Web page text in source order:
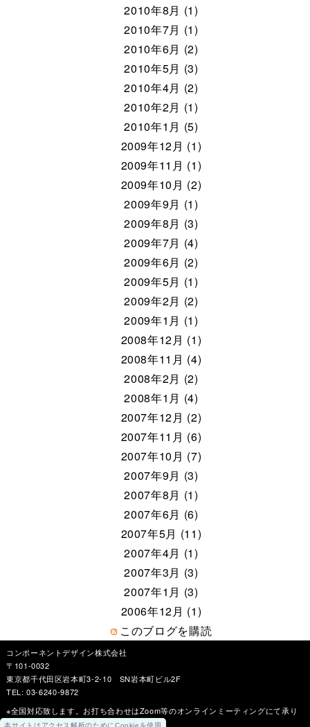
本サイトはアクセス解析のためにCookieを使用
2010年8月 (1)
2010年7月 (1)
2010年6月 (2)
2010年5月 (3)
2010年4月 (2)
2010年2月 (1)
2010年1月 (5)
2009年12月 (1)
2009年11月 (1)
2009年10月 (2)
2009年9月 (1)
2009年8月 (3)
2009年7月 (4)
2009年6月 (2)
2009年5月 (1)
2009年2月 (2)
2009年1月 (1)
2008年12月 (1)
2008年11月 (4)
2008年2月 (2)
2008年1月 (4)
2007年12月 (2)
2007年11月 (6)
2007年10月 (7)
2007年9月 (3)
2007年8月 (1)
2007年6月 (6)
2007年5月 (11)
2007年4月 (1)
2007年3月 (3)
2007年1月 (3)
2006年12月 (1)
このブログを購読
コンポーネントデザイン株式会社
〒101-0032
東京都千代田区岩本町3-2-10 SN岩本町ビル2F
TEL: 03-6240-9872
※全国対応致します。お打ち合わせはZoom等のオンラインミーティングにて承り
ます。